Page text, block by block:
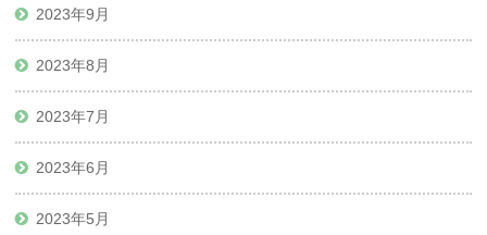
2023年9月
2023年8月
2023年7月
2023年6月
2023年5月